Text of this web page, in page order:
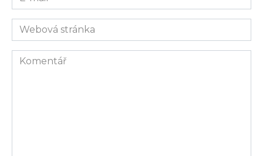
mail
Webová
stránka
Komentář